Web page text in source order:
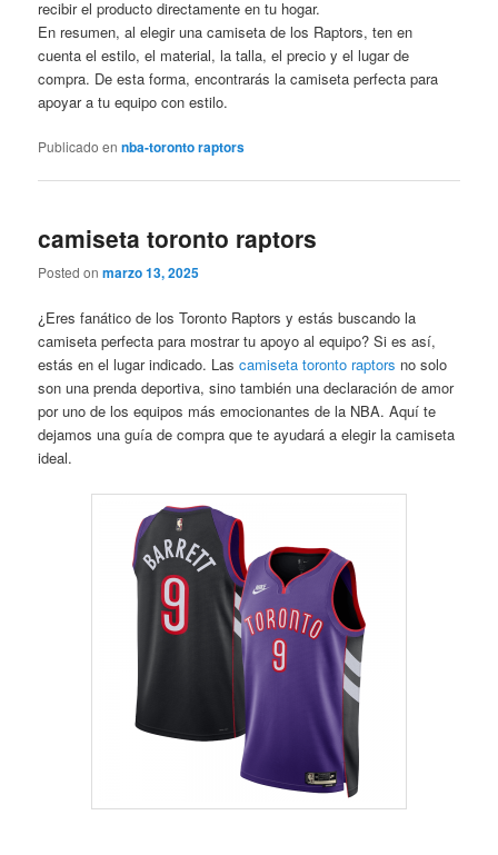
recibir el producto directamente en tu hogar.
En resumen, al elegir una camiseta de los Raptors, ten en
cuenta el estilo, el material, la talla, el precio y el lugar de
compra. De esta forma, encontrarás la camiseta perfecta para
apoyar a tu equipo con estilo.
Publicado en nba-toronto raptors
camiseta toronto raptors
Posted onmarzo 13, 2025
¿Eres fanático de los Toronto Raptors y estás buscando la
camiseta perfecta para mostrar tu apoyo al equipo? Si es así,
estás en el lugar indicado. Lascamiseta toronto raptors no solo
son una prenda deportiva, sino también una declaración de amor
por uno de los equipos más emocionantes de la NBA. Aquí te
dejamos una guía de compra que te ayudará a elegir la camiseta
ideal.